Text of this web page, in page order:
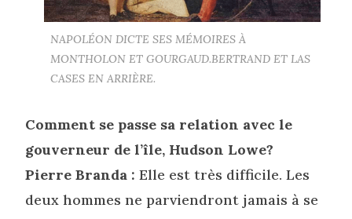
NAPOLÉON DICTE SES MÉMOIRES À
MONTHOLON ET GOURGAUD.BERTRAND ET LAS
CASES EN ARRIÈRE.
Comment se passe sa relation avec le
gouverneur de l’île, Hudson Lowe?
Pierre Branda : Elle est très difficile. Les
deux hommes ne parviendront jamais à se